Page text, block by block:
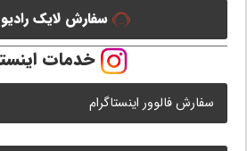
سفارش لایک
خدمات
سفارش فالوور اینستاگرام